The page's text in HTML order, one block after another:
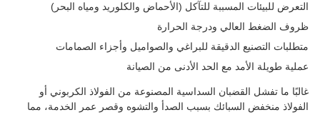
للبيئات المسببة للتآكل (الأحماض والكلوريد ومياه البحر)
الضغط العالي ودرجة الحرارة
التصنيع الدقيقة للبراغي والصواميل وأجزاء الصمامات
طويلة الأمد مع الحد الأدنى من الصيانة
ما تفشل القضبان السداسية المصنوعة من الفولاذ الكربوني أو
منخفض السبائك بسبب الصدأ والتشوه وقصر عمر الخدمة، مما